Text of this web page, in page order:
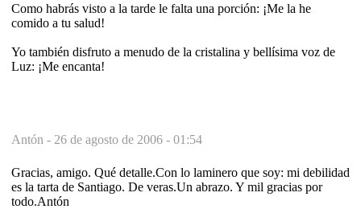
Como habrás visto a la tarde le falta una porción: ¡Me la he
comido a tu salud!
Yo también disfruto a menudo de la cristalina y bellísima voz de
Luz: ¡Me encanta!
Antón - 26 de agosto de 2006 - 01:54
Gracias, amigo. Qué detalle.Con lo laminero que soy: mi debilidad
es la tarta de Santiago. De veras.Un abrazo. Y mil gracias por
todo.Antón